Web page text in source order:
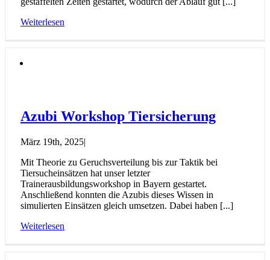
Weiterlesen
Azubi Workshop Tiersicherung
März 19th, 2025|
Mit Theorie zu Geruchsverteilung bis zur Taktik bei
Tiersucheinsätzen hat unser letzter
Trainerausbildungsworkshop in Bayern gestartet.
Anschließend konnten die Azubis dieses Wissen in
simulierten Einsätzen gleich umsetzen. Dabei haben [...]
Weiterlesen